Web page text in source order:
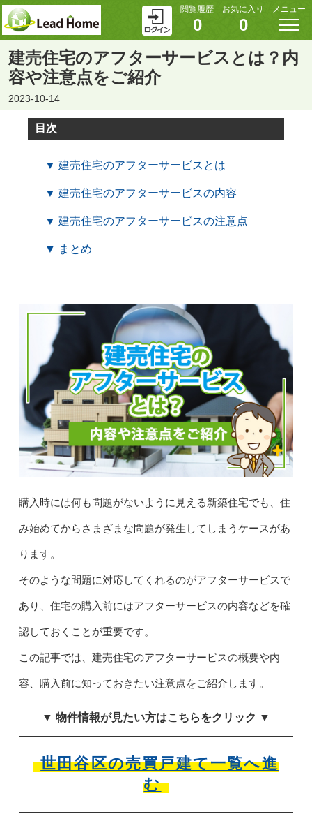
閲覧履歴
0
お気に入り
0
メニュー
建売住宅のアフターサービスとは？内
容や注意点をご紹介
2023-10-14
目次
▼ 建売住宅のアフターサービスとは
▼ 建売住宅のアフターサービスの内容
▼ 建売住宅のアフターサービスの注意点
▼ まとめ
購入時には何も問題がないように見える新築住宅でも、住
み始めてからさまざまな問題が発生してしまうケースがあ
ります。
そのような問題に対応してくれるのがアフターサービスで
あり、住宅の購入前にはアフターサービスの内容などを確
認しておくことが重要です。
この記事では、建売住宅のアフターサービスの概要や内
容、購入前に知っておきたい注意点をご紹介します。
▼ 物件情報が見たい方はこちらをクリック ▼
世田谷区の売買戸建て一覧へ進
む